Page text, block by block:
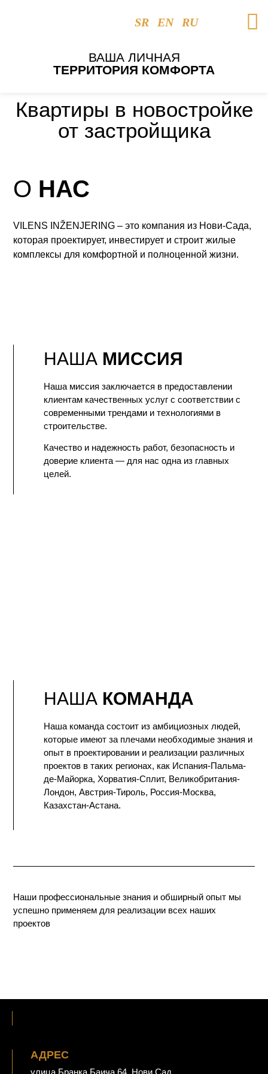
SR EN RU
ВАША ЛИЧНАЯ
ТЕРРИТОРИЯ КОМФОРТА
Квартиры в новостройке
от застройщика
O НАС
VILENS INŽENJERING – это компания из Нови-Сада,
которая проектирует, инвестирует и строит жилые
комплексы для комфортной и полноценной жизни.
НАША МИССИЯ
Наша миссия заключается в предоставлении
клиентам качественных услуг с соответствии с
современными трендами и технологиями в
строительстве.
Качество и надежность работ, безопасность и
доверие клиента — для нас одна из главных
целей.
НАША КОМАНДА
Наша команда состоит из амбициозных людей,
которые имеют за плечами необходимые знания и
опыт в проектировании и реализации различных
проектов в таких регионах, как Испания-Пальма-
де-Майорка, Хорватия-Сплит, Великобритания-
Лондон, Австрия-Тироль, Россия-Москва,
Казахстан-Астана.
Наши профессиональные знания и обширный опыт мы
успешно применяем для реализации всех наших
проектов
АДРЕС
улица Бранка Баича 64, Нови Сад